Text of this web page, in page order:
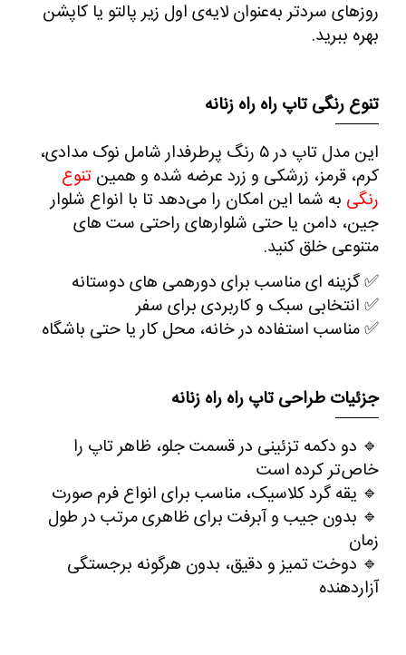
روزهای سردتر به‌عنوان لایه‌ی اول زیر پالتو یا کاپشن
بهره ببرید.
تنوع رنگی تاپ راه راه زنانه
این مدل تاپ در۵ رنگ پرطرفدار شامل نوک مدادی،
کرم، قرمز، زرشکی و زرد عرضه شده و همین تنوع
رنگی به شما این امکان را می‌دهد تا با انواع شلوار
جین، دامن یا حتی شلوارهای راحتی ست‌ های
متنوعی خلق کنید.
✅گزینه‌ ای مناسب برای دورهمی‌ های دوستانه
✅ انتخابی سبک و کاربردی برای سفر
✅مناسب استفاده در خانه، محل کار یا حتی باشگاه
جزئیات طراحی تاپ راه راه زنانه
🔹 دو دکمه تزئینی در قسمت جلو، ظاهر تاپ را
خاص‌تر کرده است
🔹 یقه گرد کلاسیک، مناسب برای انواع فرم صورت
🔹 بدون جیب و آبرفت برای ظاهری مرتب در طول
زمان
🔹 دوخت تمیز و دقیق، بدون هرگونه برجستگی
آزاردهنده